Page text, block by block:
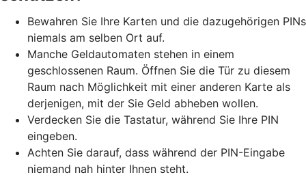
Bewahren Sie Ihre Karten und die dazugehörigen PINs
niemals am selben Ort auf.
Manche Geldautomaten stehen in einem
geschlossenen Raum. Öffnen Sie die Tür zu diesem
Raum nach Möglichkeit mit einer anderen Karte als
derjenigen, mit der Sie Geld abheben wollen.
Verdecken Sie die Tastatur, während Sie Ihre PIN
eingeben.
Achten Sie darauf, dass während der PIN-Eingabe
niemand nah hinter Ihnen steht.